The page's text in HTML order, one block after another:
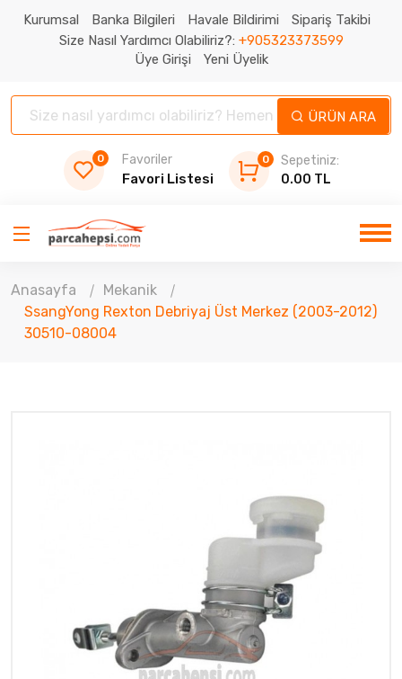
Kurumsal Banka Bilgileri Havale Bildirimi
Sipariş Takibi
Size Nasıl Yardımcı Olabiliriz?: +905323373599
Üye Girişi
Yeni Üyelik
ÜRÜN ARA
0 Favoriler
Favori Listesi
0
Sepetiniz:
0.00 TL
Anasayfa
Mekanik
SsangYong Rexton Debriyaj Üst Merkez (2003-2012)
30510-08004